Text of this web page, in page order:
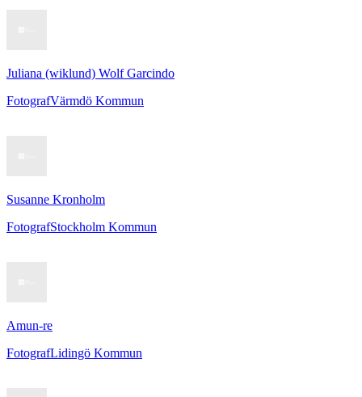
Juliana (wiklund) Wolf Garcindo
FotografVärmdö Kommun
Susanne Kronholm
FotografStockholm Kommun
Amun-re
FotografLidingö Kommun